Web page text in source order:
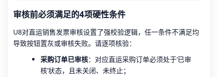
审核前必须满足的4项硬性条件
U8对直运销售发票审核设置了强校验逻辑，任一条件不满足均
导致按钮置灰或审核失败。请逐项核验：
采购订单已审核：对应直运采购订单必须处于‘已审
核’状态，且未关闭、未终止；